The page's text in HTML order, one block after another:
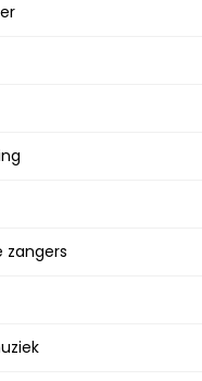
zangers